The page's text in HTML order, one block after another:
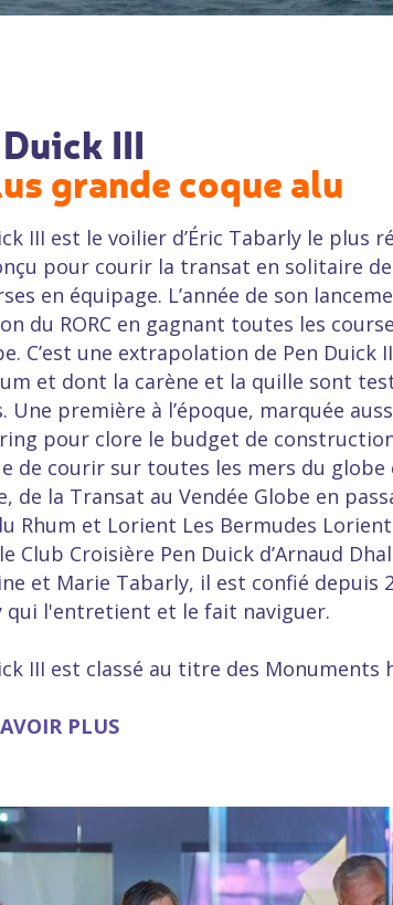
III
grande coque alu
III est le voilier d’Éric Tabarly le plus
pour courir la transat en solitaire
en équipage. L’année de son
du RORC en gagnant toutes les
C’est une extrapolation de Pen Duick
et dont la carène et la quille sont
Une première à l’époque, marquée
pour clore le budget de
de courir sur toutes les mers du globe
de la Transat au Vendée Globe en
Rhum et Lorient Les Bermudes
Club Croisière Pen Duick d’Arnaud
et Marie Tabarly, il est confié depuis
qui l'entretient et le fait naviguer.
III est classé au titre des Monuments
PLUS